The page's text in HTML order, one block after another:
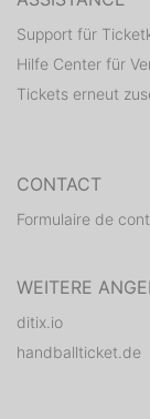
Support für
Hilfe Center für
Tickets erneut
CONTACT
Formulaire de
WEITERE
ditix.io
handballticket.de